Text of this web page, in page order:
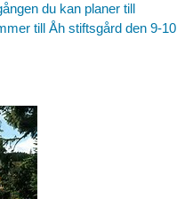
du kan planer till
till Åh stiftsgård den 9-10